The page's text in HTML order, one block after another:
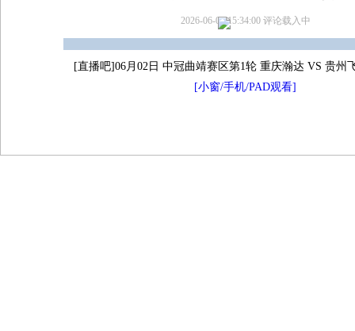
2026-06-02 15:34:00 评论载入中
[直播吧]06月02日 中冠曲靖赛区第1轮 重庆瀚达 VS 贵州
[小窗/手机/PAD观看]